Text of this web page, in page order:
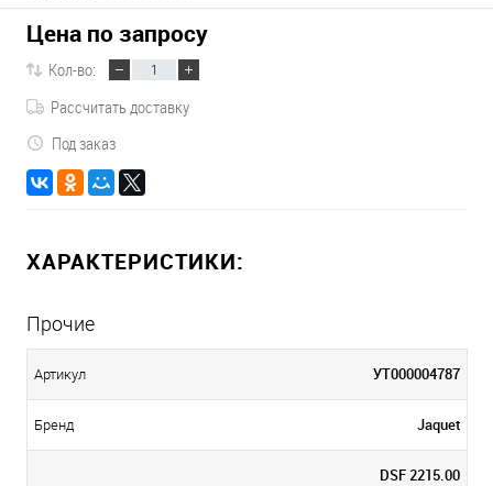
Цена по запросу
Кол-во:
Рассчитать доставку
Под заказ
ХАРАКТЕРИСТИКИ:
Прочие
Артикул УТ000004787
Бренд Jaquet
DSF 2215.00